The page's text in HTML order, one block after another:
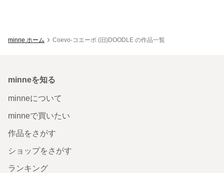
minne ホーム Coevo-コエーボ (旧)DOODLE の作品一覧
minneを知る
minneについて
minneで買いたい
作品をさがす
ショップをさがす
ランキング